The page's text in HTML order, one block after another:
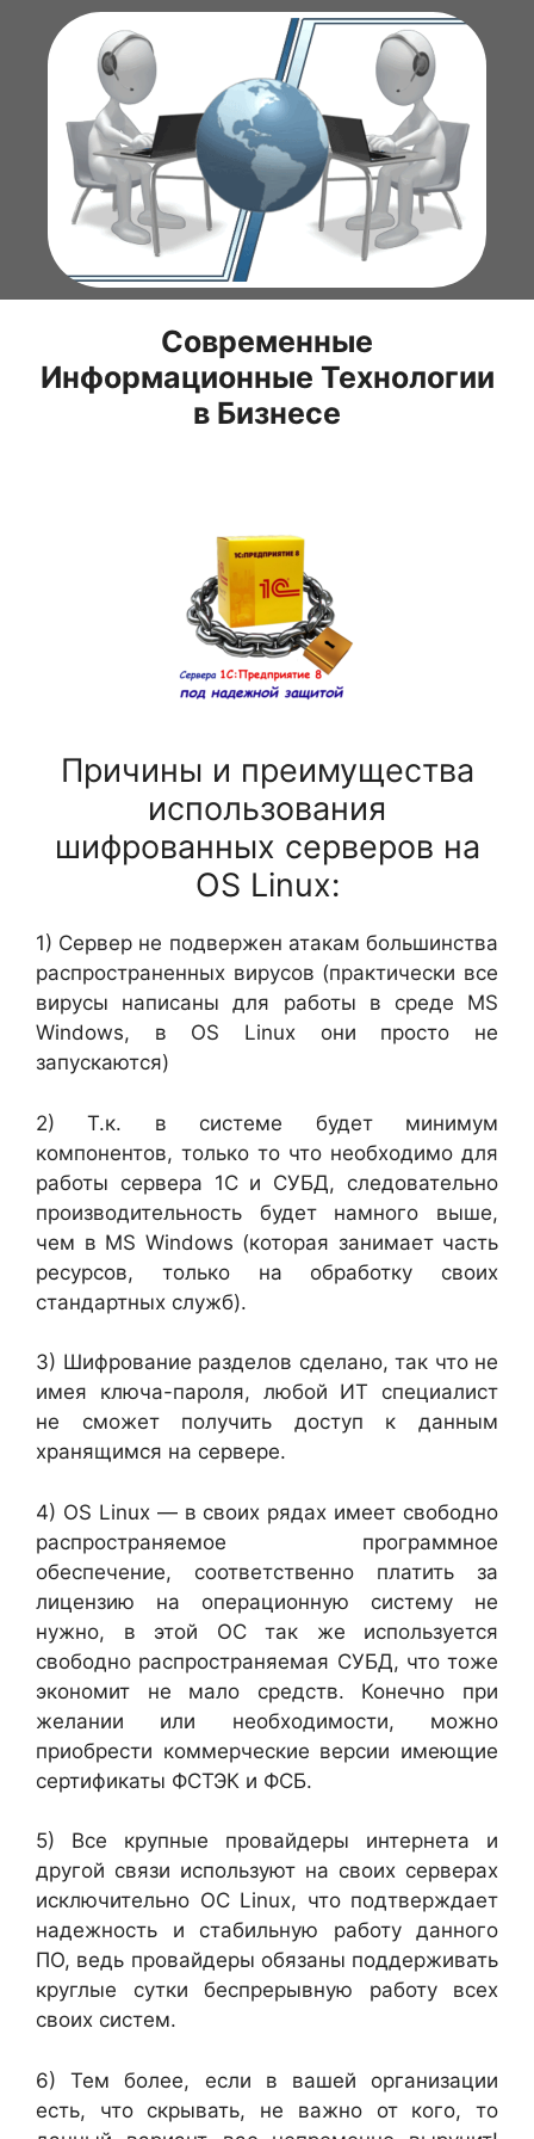
Перейти
содержимому
Современные
Информационные Технологии
в Бизнесе
Причины и преимущества
использования
шифрованных серверов на
OS Linux:
1) Сервер не подвержен атакам большинства
распространенных вирусов (практически все
вирусы написаны для работы в среде MS
Windows, в OS Linux они просто не
запускаются)
2) Т.к. в системе будет минимум
компонентов, только то что необходимо для
работы сервера 1С и СУБД, следовательно
производительность будет намного выше,
чем в MS Windows (которая занимает часть
ресурсов, только на обработку своих
стандартных служб).
3) Шифрование разделов сделано, так что не
имея ключа-пароля, любой ИТ специалист
не сможет получить доступ к данным
хранящимся на сервере.
4) OS Linux — в своих рядах имеет свободно
распространяемое программное
обеспечение, соответственно платить за
лицензию на операционную систему не
нужно, в этой ОС так же используется
свободно распространяемая СУБД, что тоже
экономит не мало средств. Конечно при
желании или необходимости, можно
приобрести коммерческие версии имеющие
сертификаты ФСТЭК и ФСБ.
5) Все крупные провайдеры интернета и
другой связи используют на своих серверах
исключительно ОС Linux, что подтверждает
надежность и стабильную работу данного
ПО, ведь провайдеры обязаны поддерживать
круглые сутки беспрерывную работу всех
своих систем.
6) Тем более, если в вашей организации
есть, что скрывать, не важно от кого, то